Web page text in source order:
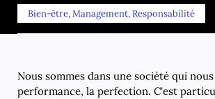
Bien-être,Management,Responsabilité
Nous sommes dans une société qui
performance, la perfection. C'est